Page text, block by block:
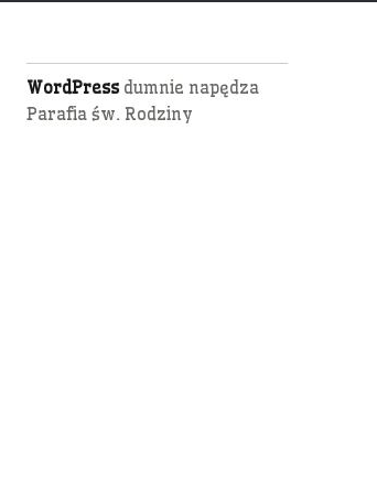
WordPress dumnie napędza
Parafia św. Rodziny